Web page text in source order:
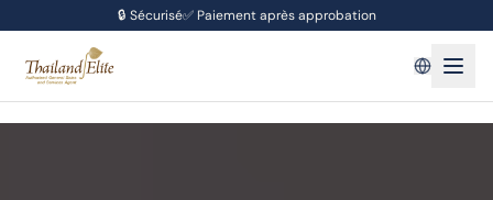
🔒 Sécurisé✅ Paiement après approbation